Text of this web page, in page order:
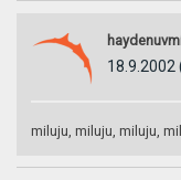
18.9.2002
miluju, miluju, miluju,